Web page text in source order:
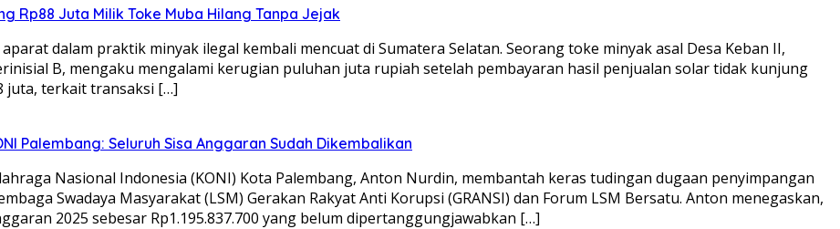
Rp88 Juta Milik Toke Muba Hilang Tanpa Jejak
dalam praktik minyak ilegal kembali mencuat di Sumatera Selatan. Seorang toke minyak asal Desa Keban II,
B, mengaku mengalami kerugian puluhan juta rupiah setelah pembayaran hasil penjualan solar tidak kunjung
juta, terkait transaksi […]
Palembang: Seluruh Sisa Anggaran Sudah Dikembalikan
Nasional Indonesia (KONI) Kota Palembang, Anton Nurdin, membantah keras tudingan dugaan penyimpangan
Swadaya Masyarakat (LSM) Gerakan Rakyat Anti Korupsi (GRANSI) dan Forum LSM Bersatu. Anton menegaskan,
2025 sebesar Rp1.195.837.700 yang belum dipertanggungjawabkan […]